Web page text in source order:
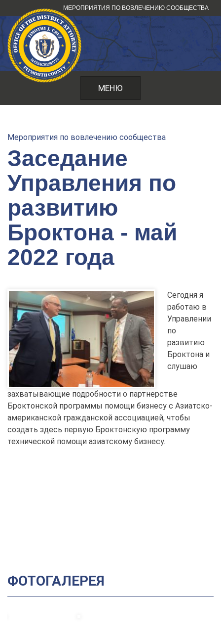
к
содержанию
МЕРОПРИЯТИЯ ПО ВОВЛЕЧЕНИЮ СООБЩЕСТВА
МЕНЮ
Мероприятия по вовлечению сообщества
Заседание
Управления по
развитию
Броктона - май
2022 года
Сегодня я
работаю в
Управлении
по
развитию
Броктона и
слушаю
захватывающие подробности о партнерстве
Броктонской программы помощи бизнесу с Азиатско-
американской гражданской ассоциацией, чтобы
создать здесь первую Броктонскую программу
технической помощи азиатскому бизнесу.
ФОТОГАЛЕРЕЯ